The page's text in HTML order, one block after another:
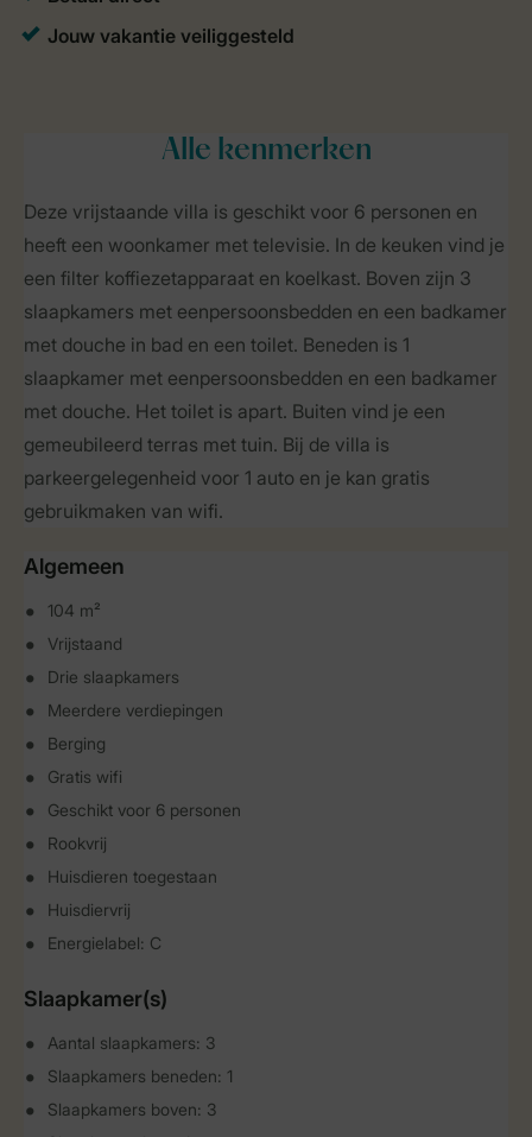
Alle kenmerken
Deze vrijstaande villa is geschikt voor 6 personen en
heeft een woonkamer met televisie. In de keuken vind je
een filter koffiezetapparaat en koelkast. Boven zijn 3
slaapkamers met eenpersoonsbedden en een badkamer
met douche in bad en een toilet. Beneden is 1
slaapkamer met eenpersoonsbedden en een badkamer
met douche. Het toilet is apart. Buiten vind je een
gemeubileerd terras met tuin. Bij de villa is
parkeergelegenheid voor 1 auto en je kan gratis
gebruikmaken van wifi.
Algemeen
104 m²
Vrijstaand
Drie slaapkamers
Meerdere verdiepingen
Berging
Gratis wifi
Geschikt voor 6 personen
Rookvrij
Huisdieren toegestaan
Huisdiervrij
Energielabel: C
Slaapkamer(s)
Aantal slaapkamers: 3
Slaapkamers beneden: 1
Slaapkamers boven: 3